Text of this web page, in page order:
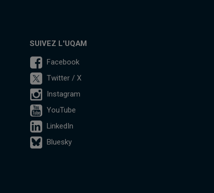
SUIVEZ L'UQAM
Facebook
Twitter / X
Instagram
YouTube
LinkedIn
Bluesky